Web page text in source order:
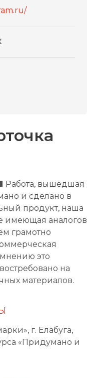
Работа, вышедшая
и сделано в
продукт, наша
имеющая аналогов
грамотно
это
на
материалов.
г. Елабуга,
«Придумано и